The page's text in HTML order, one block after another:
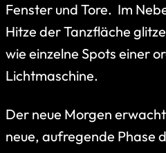
Fenster und Tore. Im
Hitze der Tanzfläche
wie einzelne Spots einer
Lichtmaschine.
Der neue Morgen
neue, aufregende Phase